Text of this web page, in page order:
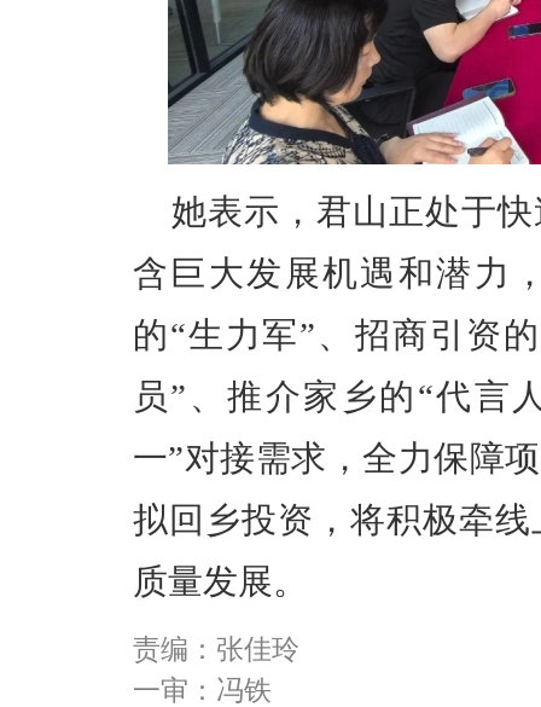
她表示，君山正处于
含巨大发展机遇和潜力
的“生力军”、招商引资
员”、推介家乡的“代言
一”对接需求，全力保障
拟回乡投资，将积极牵
质量发展。
责编：张佳玲
一审：冯铁